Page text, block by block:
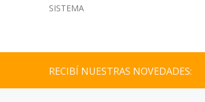
SISTEMA
RECIBÍ NUESTRAS NOVEDADES: